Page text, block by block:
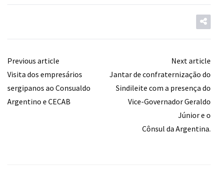
Previous article
Visita dos empresários
sergipanos ao Consualdo
Argentino e CECAB
Next article
Jantar de confraternização do
Sindileite com a presença do
Vice-Governador Geraldo
Júnior e o
Cônsul da Argentina.